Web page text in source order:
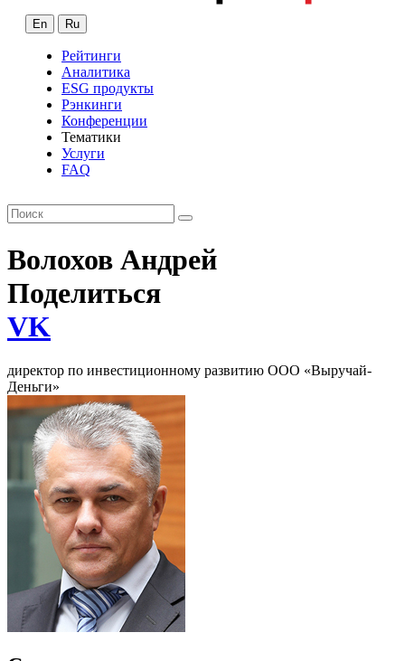
En Ru
Рейтинги
Аналитика
ESG продукты
Рэнкинги
Конференции
Тематики
Услуги
FAQ
Волохов Андрей
Поделиться
VK
директор по инвестиционному развитию ООО «Выручай-
Деньги»